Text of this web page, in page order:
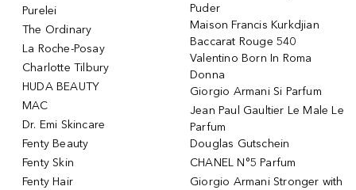
Purelei
The Ordinary
La Roche-Posay
Charlotte Tilbury
HUDA BEAUTY
MAC
Dr. Emi Skincare
Fenty Beauty
Fenty Skin
Fenty Hair
Puder
Maison Francis Kurkdjian
Baccarat Rouge 540
Valentino Born In Roma
Donna
Giorgio Armani Si Parfum
Jean Paul Gaultier Le Male Le
Parfum
Douglas Gutschein
CHANEL N°5 Parfum
Giorgio Armani Stronger with